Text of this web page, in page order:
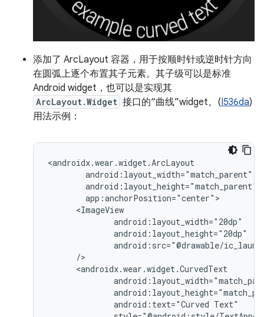
添加了 ArcLayout 容器，用于按顺时针或逆时针方向
在圆弧上逐个布置其子元素。其子级可以是标准
Android widget，也可以是实现其
ArcLayout.Widget 接口的“曲线”widget。(I536da)
用法示例：
android:text="Curved